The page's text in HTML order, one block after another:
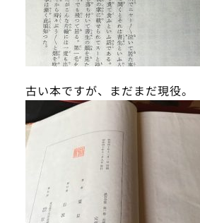
古い本ですが、まだまだ現役。